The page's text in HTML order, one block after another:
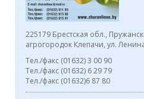
225179 Брестская обл.,
агрогородок Клепачи, ул.
Тел./факс (01632) 3 00 90
Тел./факс (01632) 6 29 79
Тел./факс (01632)6 87 80